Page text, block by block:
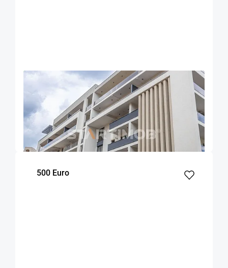
EXCLUSIVITATE COMISION 50%
Apartament cu parcare si boxa zona
Universitatii
Brasov
70
m²
1
dormitor
1
Etaj
500 Euro